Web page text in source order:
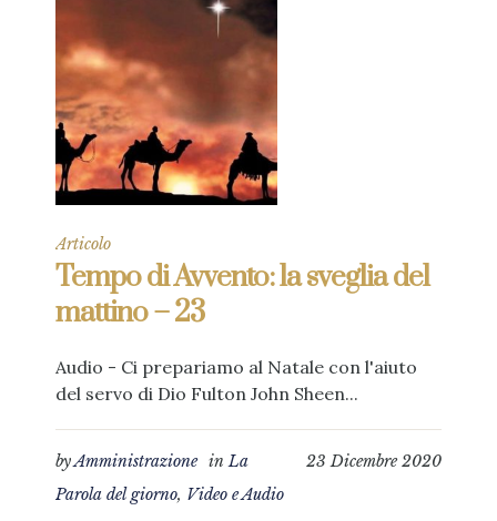
Articolo
Tempo di Avvento: la sveglia del
mattino – 23
Audio - Ci prepariamo al Natale con l'aiuto
del servo di Dio Fulton John Sheen...
23 Dicembre 2020
byAmministrazione inLa
Parola del giorno, Video e Audio